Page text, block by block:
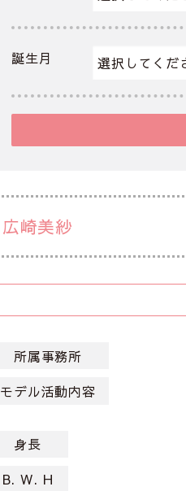
誕生月
広崎美紗
所属事務所
モデル活動内容
身長
B. W. H